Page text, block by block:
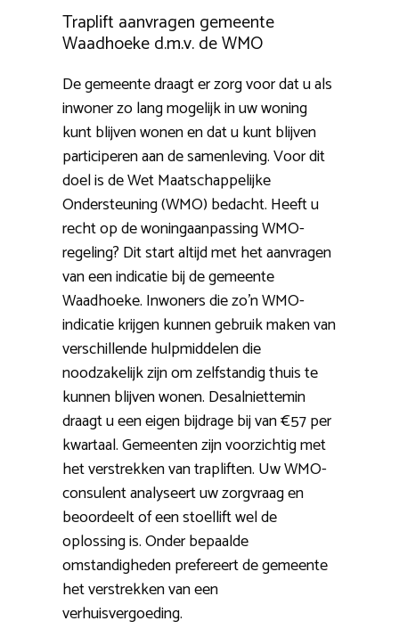
Traplift aanvragen gemeente
Waadhoeke d.m.v. de WMO
De gemeente draagt er zorg voor dat u als
inwoner zo lang mogelijk in uw woning
kunt blijven wonen en dat u kunt blijven
participeren aan de samenleving. Voor dit
doel is de Wet Maatschappelijke
Ondersteuning (WMO) bedacht. Heeft u
recht op de woningaanpassing WMO-
regeling? Dit start altijd met het aanvragen
van een indicatie bij de gemeente
Waadhoeke. Inwoners die zo’n WMO-
indicatie krijgen kunnen gebruik maken van
verschillende hulpmiddelen die
noodzakelijk zijn om zelfstandig thuis te
kunnen blijven wonen. Desalniettemin
draagt u een eigen bijdrage bij van €57 per
kwartaal. Gemeenten zijn voorzichtig met
het verstrekken van trapliften. Uw WMO-
consulent analyseert uw zorgvraag en
beoordeelt of een stoellift wel de
oplossing is. Onder bepaalde
omstandigheden prefereert de gemeente
het verstrekken van een
verhuisvergoeding.